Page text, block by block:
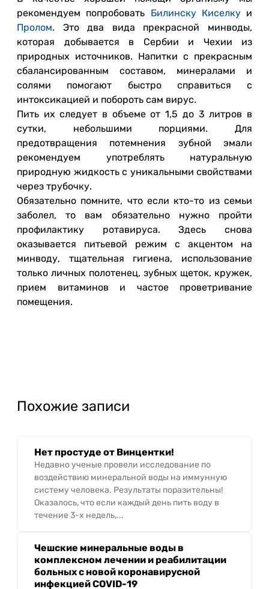
рекомендуем попробовать Билинску Киселкуи
Пролом. Это два вида прекрасной минводы,
которая добывается в Сербии и Чехии из
природных источников. Напитки с прекрасным
сбалансированным составом, минералами и
солями помогают быстро справиться с
интоксикацией и побороть сам вирус.
Пить их следует в объеме от 1,5 до 3 литров в
сутки, небольшими порциями. Для
предотвращения потемнения зубной эмали
рекомендуем употреблять натуральную
природную жидкость с уникальными свойствами
через трубочку.
Обязательно помните, что если кто-то из семьи
заболел, то вам обязательно нужно пройти
профилактику ротавируса. Здесь снова
оказывается питьевой режим с акцентом на
минводу, тщательная гигиена, использование
только личных полотенец, зубных щеток, кружек,
прием витаминов и частое проветривание
помещения.
Похожие записи
Нет простуде от Винцентки!
Недавно ученые провели исследование по
воздействию минеральной воды на иммунную
систему человека. Результаты поразительны!
Оказалось, что если каждый день пить воду в
течение 3-х недель,...
Чешские минеральные воды в
комплексном лечении и реабилитации
больных с новой коронавирусной
инфекцией COVID-19